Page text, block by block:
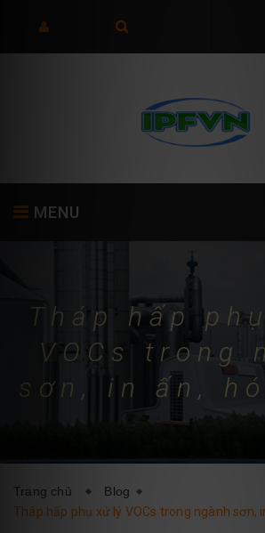
MENU
GIỚI THIỆU
BLOG LIÊN
Tháp hấp
VOCs trong
sơn, in ấn,
Trang chủ
Blog
Tháp hấp phụ xử lý VOCs trong ngành sơn,